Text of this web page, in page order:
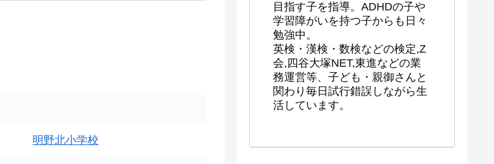
明野北小学校
目指す子を指導。ADHDの子や
学習障がいを持つ子からも日々
勉強中。
英検・漢検・数検などの検定,Z
会,四谷大塚NET,東進などの業
務運営等、子ども・親御さんと
関わり毎日試行錯誤しながら生
活しています。